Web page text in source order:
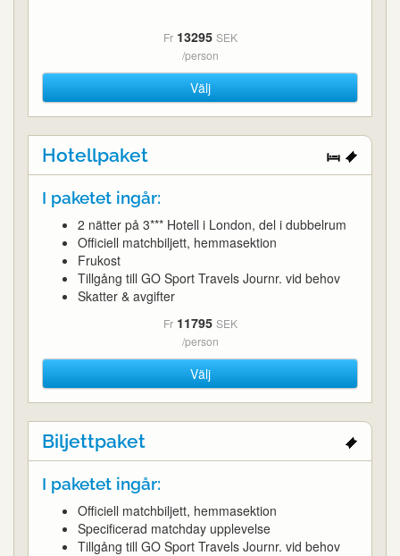
Fr 13295 SEK
/person
Välj
Hotellpaket
I paketet ingår:
2 nätter på 3*** Hotell i London, del i dubbelrum
Officiell matchbiljett, hemmasektion
Frukost
Tillgång till GO Sport Travels Journr. vid behov
Skatter & avgifter
Fr 11795 SEK
/person
Välj
Biljettpaket
I paketet ingår:
Officiell matchbiljett, hemmasektion
Specificerad matchday upplevelse
Tillgång till GO Sport Travels Journr. vid behov